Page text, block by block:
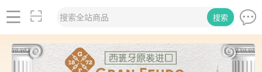
搜索全站商品 搜索